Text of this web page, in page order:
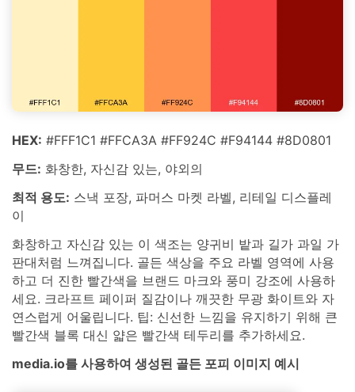
HEX: #FFF1C1 #FFCA3A #FF924C #F94144 #8D0801
무드: 화창한, 자신감 있는, 야외의
최적 용도: 스낵 포장, 파머스 마켓 라벨, 리테일 디스플레
이
화창하고 자신감 있는 이 색조는 양귀비 밭과 길가 과일 가
판대처럼 느껴집니다. 골든 색상을 주요 라벨 영역에 사용
하고 더 진한 빨간색을 브랜드 마크와 풍미 강조에 사용하
세요. 크라프트 페이퍼 질감이나 깨끗한 무광 화이트와 자
연스럽게 어울립니다. 팁: 신선한 느낌을 유지하기 위해 큰
빨간색 블록 대신 얇은 빨간색 테두리를 추가하세요.
media.io를 사용하여 생성된 골든 포피 이미지 예시